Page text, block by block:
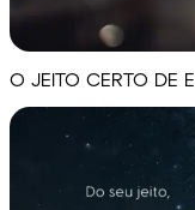
O JEITO CERTO DE